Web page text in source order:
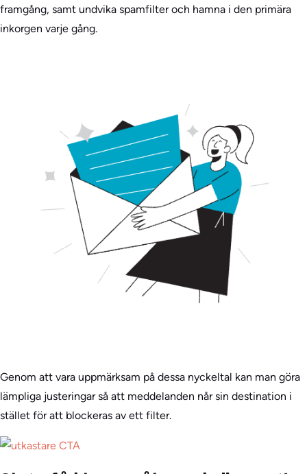
framgång, samt undvika spamfilter och hamna i den primära
inkorgen varje gång.
Genom att vara uppmärksam på dessa nyckeltal kan man göra
lämpliga justeringar så att meddelanden når sin destination i
stället för att blockeras av ett filter.